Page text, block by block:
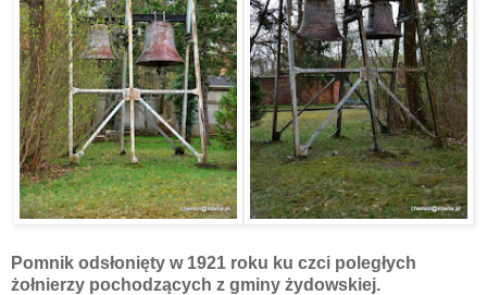
Pomnik odsłonięty w 1921 roku ku czci poległych
żołnierzy pochodzących z gminy żydowskiej.